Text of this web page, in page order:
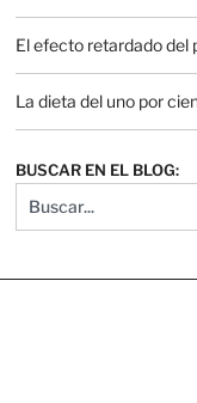
El efecto retardado del
La dieta del uno por
BUSCAR EN EL BLOG: